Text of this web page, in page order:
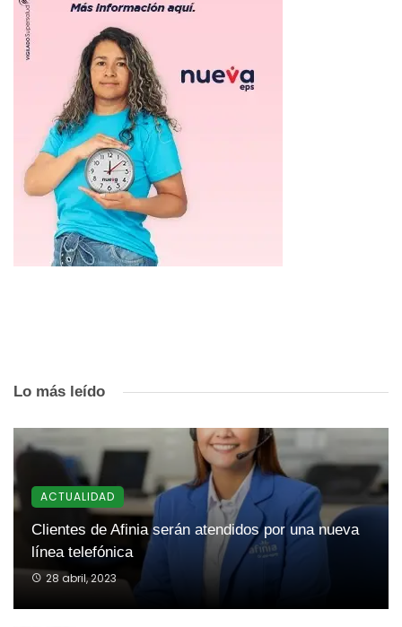
Lo más leído
ACTUALIDAD
Clientes de Afinia serán atendidos por una nueva
línea telefónica
28 abril, 2023